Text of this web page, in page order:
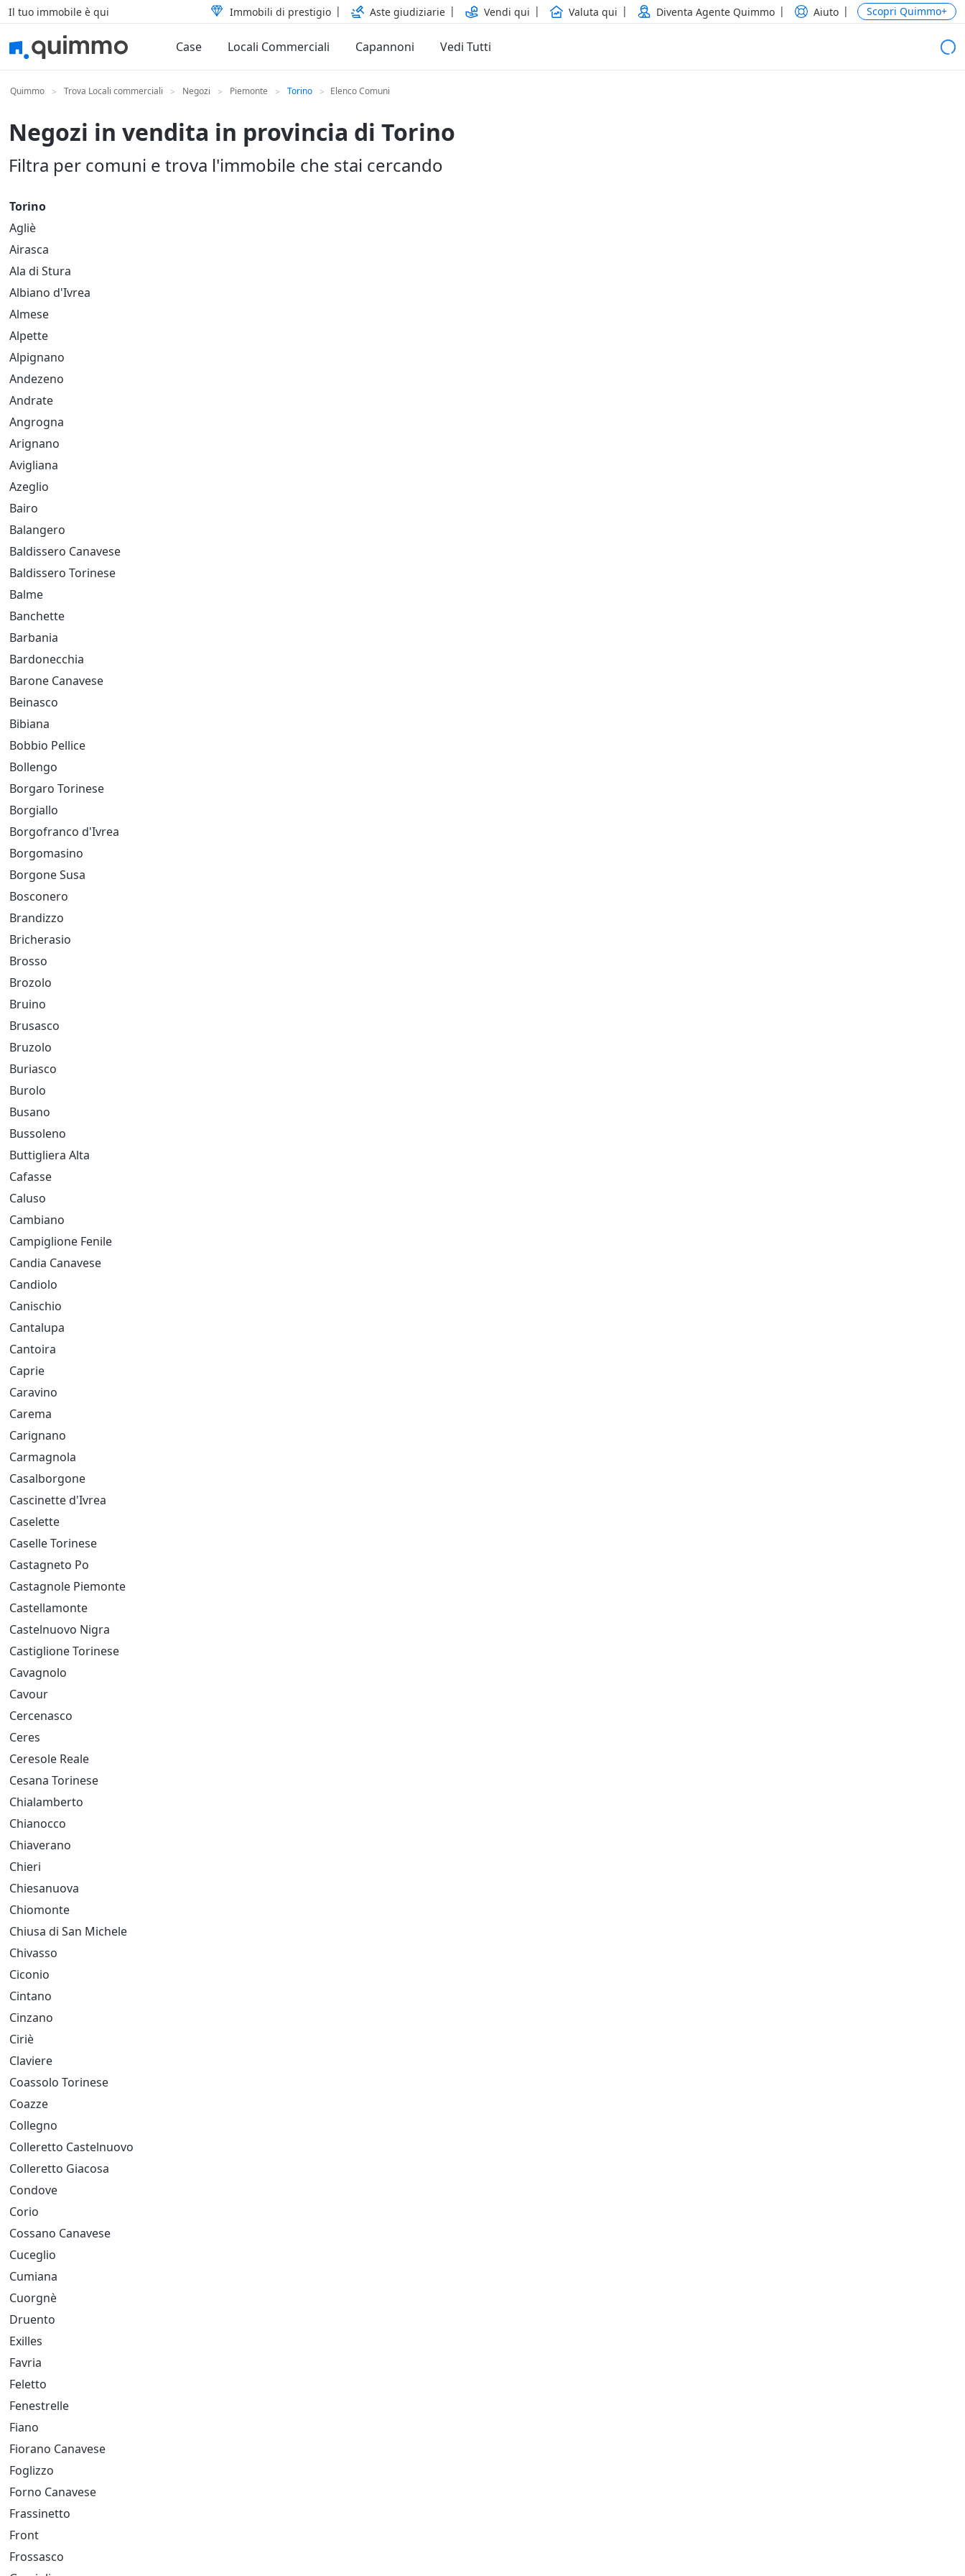
Il tuo immobile è qui Immobili di prestigio Aste giudiziarie Vendi qui Valuta qui Diventa Agente Quimmo Aiuto Scopri Quimmo+
Case Locali Commerciali Capannoni Vedi Tutti
Quimmo > Trova Locali commerciali > Negozi > Piemonte > Torino > Elenco Comuni
Negozi in vendita in provincia di Torino
Filtra per comuni e trova l'immobile che stai cercando
Torino
Agliè
Airasca
Ala di Stura
Albiano d'Ivrea
Almese
Alpette
Alpignano
Andezeno
Andrate
Angrogna
Arignano
Avigliana
Azeglio
Bairo
Balangero
Baldissero Canavese
Baldissero Torinese
Balme
Banchette
Barbania
Bardonecchia
Barone Canavese
Beinasco
Bibiana
Bobbio Pellice
Bollengo
Borgaro Torinese
Borgiallo
Borgofranco d'Ivrea
Borgomasino
Borgone Susa
Bosconero
Brandizzo
Bricherasio
Brosso
Brozolo
Bruino
Brusasco
Bruzolo
Buriasco
Burolo
Busano
Bussoleno
Buttigliera Alta
Cafasse
Caluso
Cambiano
Campiglione Fenile
Candia Canavese
Candiolo
Canischio
Cantalupa
Cantoira
Caprie
Caravino
Carema
Carignano
Carmagnola
Casalborgone
Cascinette d'Ivrea
Caselette
Caselle Torinese
Castagneto Po
Castagnole Piemonte
Castellamonte
Castelnuovo Nigra
Castiglione Torinese
Cavagnolo
Cavour
Cercenasco
Ceres
Ceresole Reale
Cesana Torinese
Chialamberto
Chianocco
Chiaverano
Chieri
Chiesanuova
Chiomonte
Chiusa di San Michele
Chivasso
Ciconio
Cintano
Cinzano
Ciriè
Claviere
Coassolo Torinese
Coazze
Collegno
Colleretto Castelnuovo
Colleretto Giacosa
Condove
Corio
Cossano Canavese
Cuceglio
Cumiana
Cuorgnè
Druento
Exilles
Favria
Feletto
Fenestrelle
Fiano
Fiorano Canavese
Foglizzo
Forno Canavese
Frassinetto
Front
Frossasco